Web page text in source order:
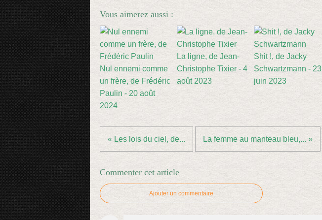
Vous aimerez aussi :
Nul ennemi comme
un frère, de Frédéric
Paulin - 20 août
2024
La ligne, de Jean-
Christophe Tixier - 4
août 2023
Shit !, de Jacky
Schwartzmann - 23
juin 2023
« Les lois du ciel, de... La femme au manteau bleu,... »
Commenter cet article
Ajouter un commentaire